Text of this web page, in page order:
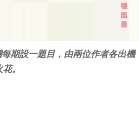
期設一題目，由兩位作者各出機
。